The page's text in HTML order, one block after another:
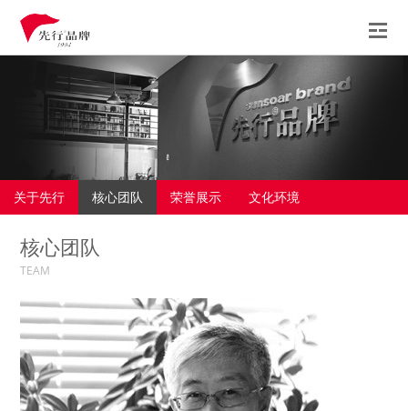
观点
联系
关于先行 核心团队 荣誉展示 文化环境
核心团队
TEAM